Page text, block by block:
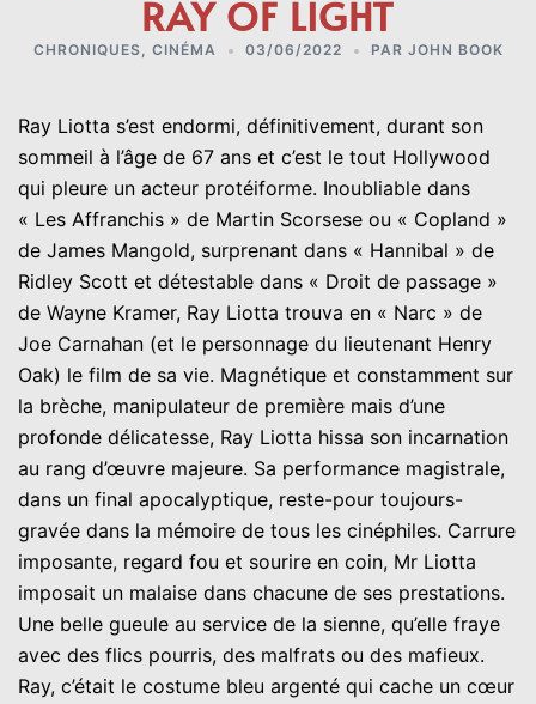
RAY OF LIGHT
CHRONIQUES , CINÉMA 03/06/2022 PAR JOHN BOOK
Ray Liotta s’est endormi, définitivement, durant son
sommeil à l’âge de 67 ans et c’est le tout Hollywood
qui pleure un acteur protéiforme. Inoubliable dans
« Les Affranchis » de Martin Scorsese ou « Copland »
de James Mangold, surprenant dans « Hannibal » de
Ridley Scott et détestable dans « Droit de passage »
de Wayne Kramer, Ray Liotta trouva en « Narc » de
Joe Carnahan (et le personnage du lieutenant Henry
Oak) le film de sa vie. Magnétique et constamment sur
la brèche, manipulateur de première mais d’une
profonde délicatesse, Ray Liotta hissa son incarnation
au rang d’œuvre majeure. Sa performance magistrale,
dans un final apocalyptique, reste-pour toujours-
gravée dans la mémoire de tous les cinéphiles. Carrure
imposante, regard fou et sourire en coin, Mr Liotta
imposait un malaise dans chacune de ses prestations.
Une belle gueule au service de la sienne, qu’elle fraye
avec des flics pourris, des malfrats ou des mafieux.
Ray, c’était le costume bleu argenté qui cache un cœur